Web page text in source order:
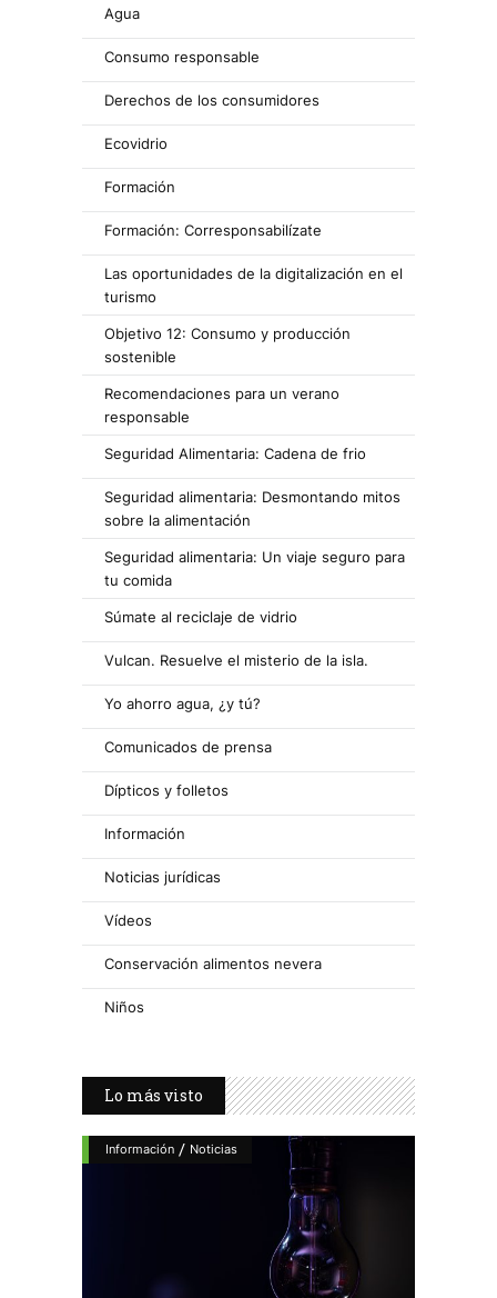
Agua
Consumo responsable
Derechos de los consumidores
Ecovidrio
Formación
Formación: Corresponsabilízate
Las oportunidades de la digitalización en el
turismo
Objetivo 12: Consumo y producción
sostenible
Recomendaciones para un verano
responsable
Seguridad Alimentaria: Cadena de frio
Seguridad alimentaria: Desmontando mitos
sobre la alimentación
Seguridad alimentaria: Un viaje seguro para
tu comida
Súmate al reciclaje de vidrio
Vulcan. Resuelve el misterio de la isla.
Yo ahorro agua, ¿y tú?
Comunicados de prensa
Dípticos y folletos
Información
Noticias jurídicas
Vídeos
Conservación alimentos nevera
Niños
Lo más visto
Información / Noticias